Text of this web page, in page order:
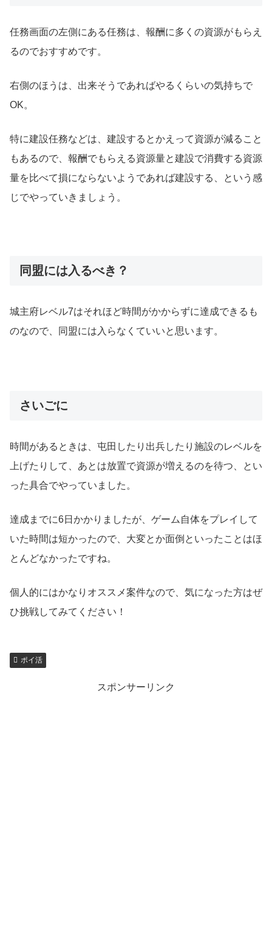
任務画面の左側にある任務は、報酬に多くの資源がもらえ
るのでおすすめです。
右側のほうは、出来そうであればやるくらいの気持ちで
OK。
特に建設任務などは、建設するとかえって資源が減ること
もあるので、報酬でもらえる資源量と建設で消費する資源
量を比べて損にならないようであれば建設する、という感
じでやっていきましょう。
同盟には入るべき？
城主府レベル7はそれほど時間がかからずに達成できるも
のなので、同盟には入らなくていいと思います。
さいごに
時間があるときは、屯田したり出兵したり施設のレベルを
上げたりして、あとは放置で資源が増えるのを待つ、とい
った具合でやっていました。
達成までに6日かかりましたが、ゲーム自体をプレイして
いた時間は短かったので、大変とか面倒といったことはほ
とんどなかったですね。
個人的にはかなりオススメ案件なので、気になった方はぜ
ひ挑戦してみてください！
ポイ活
スポンサーリンク